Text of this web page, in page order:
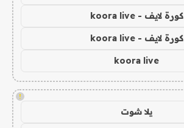
كورة لايف - koora live
كورة لايف - koora live
koora live
!
يلا شوت